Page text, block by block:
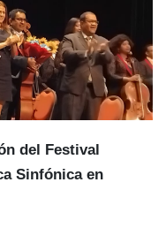
del Festival
Sinfónica en